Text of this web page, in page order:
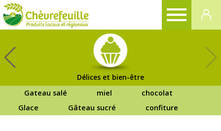
Délices et bien-être
Gateau salé
miel
chocolat
Glace
Gâteau sucré confiture